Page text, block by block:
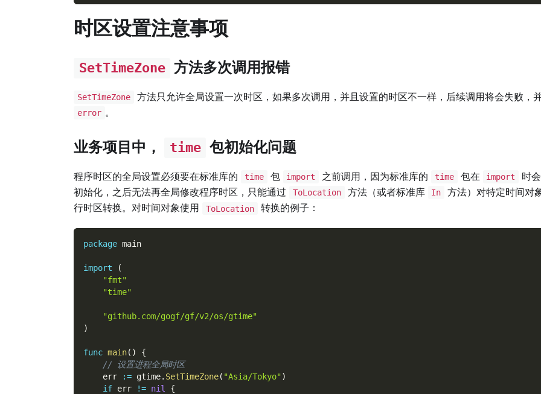
时区设置注意事项
SetTimeZone 方法多次调用报错
SetTimeZone 方法只允许全局设置一次时区，如果多次调用，并且设置的时区不一样，后续调用将会失败，
error 。
业务项目中， time 包初始化问题
程序时区的全局设置必须要在标准库的 time 包 import 之前调用，因为标准库的 time 包在 import
时
初始化，之后无法再全局修改程序时区，只能通过
ToLocation 方法（或者标准库 In
方法）对特定时间对
行时区转换。对时间对象使用
ToLocation 转换的例子：
package main
import
(
"fmt"
"time"
"github.com/gogf/gf/v2/os/gtime"
)
func main( )
{
// 设置进程全局时区
    err
:= gtime. SetTimeZone( "Asia/Tokyo")
if err != nil
{